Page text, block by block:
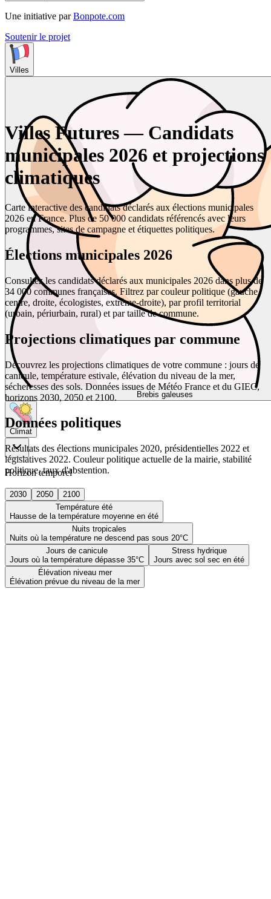
Une initiative par Bonpote.com
Soutenir le projet
Villes
Brebis galeuses
Climat
Horizon temporel
2030 2050
2100
Température été
Hausse de la température moyenne en été
Nuits tropicales
Nuits où la température ne descend pas sous 20°C
Jours de canicule
Jours où la température dépasse 35°C
Stress hydrique
Jours avec sol sec en été
Élévation niveau mer
Élévation prévue du niveau de la mer
Villes Futures — Candidats
municipales 2026 et projections
climatiques
Carte interactive des candidats déclarés aux élections municipales
2026 en France. Plus de 50 000 candidats référencés avec leurs
programmes, sites de campagne et étiquettes politiques.
Élections municipales 2026
Consultez les candidats déclarés aux municipales 2026 dans plus de
34 000 communes françaises. Filtrez par couleur politique (gauche,
centre, droite, écologistes, extrême-droite), par profil territorial
(urbain, périurbain, rural) et par taille de commune.
Projections climatiques par commune
Découvrez les projections climatiques de votre commune : jours de
canicule, température estivale, élévation du niveau de la mer,
sécheresses des sols. Données issues de Météo France et du GIEC,
horizons 2030, 2050 et 2100.
Données politiques
Résultats des élections municipales 2020, présidentielles 2022 et
législatives 2022. Couleur politique actuelle de la mairie, stabilité
politique, taux d'abstention.